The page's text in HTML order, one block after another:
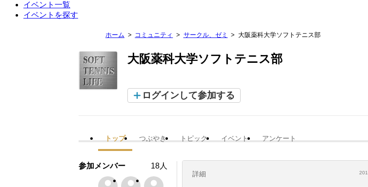
イベント一覧
イベントを探す
ホーム コミュニティ サークル、ゼミ 大阪薬科大学ソフトテニス部
大阪薬科大学ソフトテニス部
ログインして参加する
トップ つぶやき トピック イベント アンケート
詳細
参加メンバー 18人